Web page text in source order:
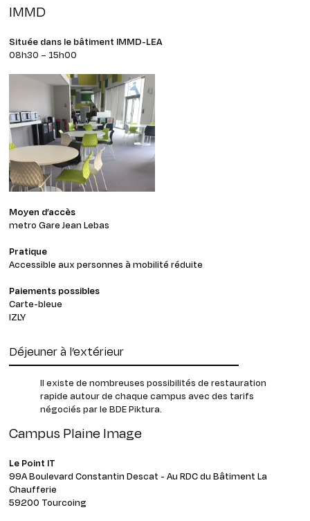
IMMD
Située dans le bâtiment IMMD-LEA
08h30 – 15h00
Moyen d’accès
metro Gare Jean Lebas
Pratique
Accessible aux personnes à mobilité réduite
Paiements possibles
Carte-bleue
IZLY
Déjeuner à l’extérieur
Il existe de nombreuses possibilités de restauration
rapide autour de chaque campus avec des tarifs
négociés par le BDE Piktura.
Campus Plaine Image
Le Point IT
99A Boulevard Constantin Descat - Au RDC du Bâtiment La
Chaufferie
59200 Tourcoing